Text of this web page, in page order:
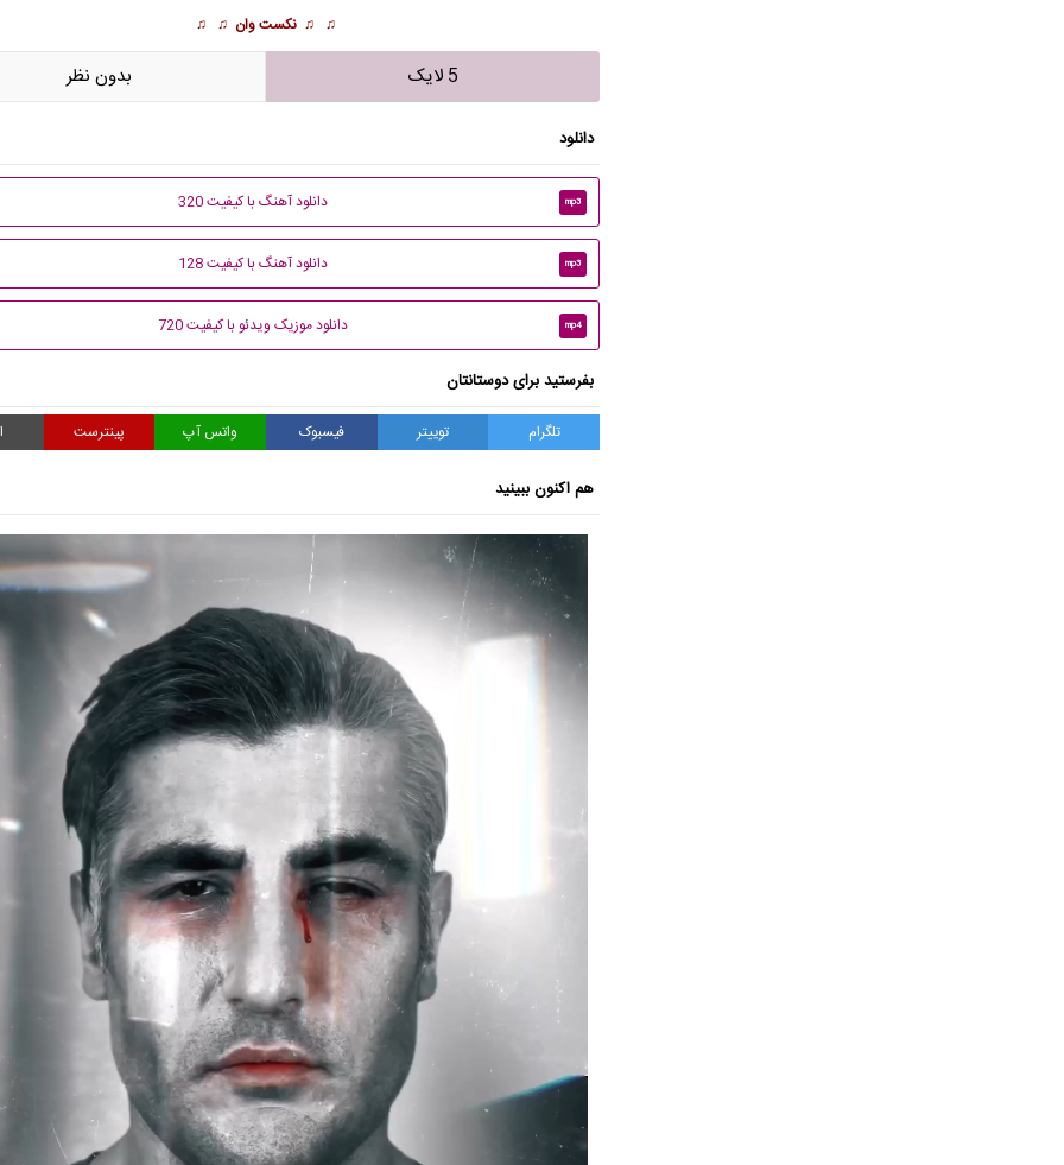
♫ ♫ نکست وان ♫ ♫
5 لایک بدون نظر
دانلود
mp3 دانلود آهنگ با کیفیت 320
mp3 دانلود آهنگ با کیفیت 128
mp4 دانلود موزیک ویدئو با کیفیت 720
بفرستید برای دوستانتان
تلگرام توییتر فیسبوک واتس آپ پینترست
هم اکنون ببینید